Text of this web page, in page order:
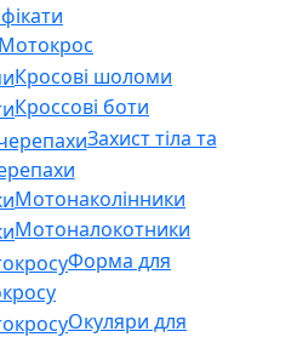
Мотокрос
Кросові шоломи
Кроссові боти
Захист тіла та
Мотонаколінники
Мотоналокотники
Форма для
Окуляри для